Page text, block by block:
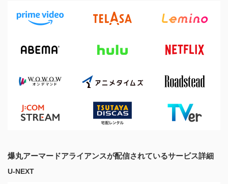
爆丸アーマードアライアンスが配信されているサービス詳細
U-NEXT